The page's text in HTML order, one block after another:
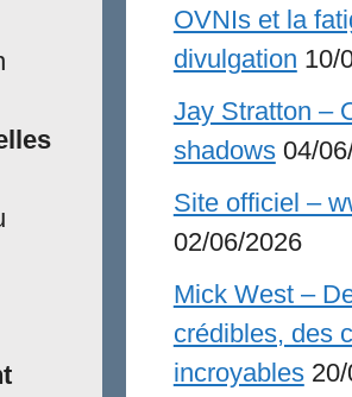
OVNIs et la
divulgation 10/
Jay Stratton –
shadows 04/
Site officiel –
02/06/2026
Mick West –
crédibles, des
incroyables